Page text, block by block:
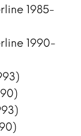
1985-
1990-